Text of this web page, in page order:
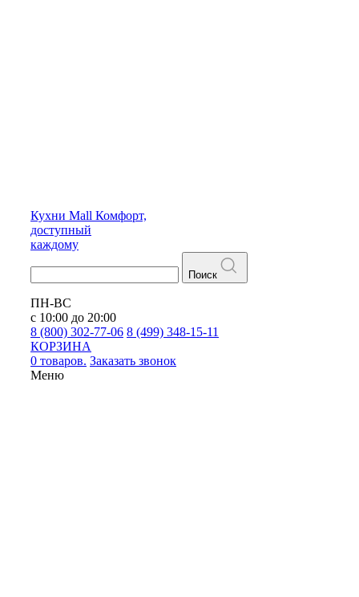
Кухни Mall Комфорт,
доступный
каждому
Поиск
ПН-ВС
с 10:00 до 20:00
8 (800) 302-77-06 8 (499) 348-15-11
КОРЗИНА
0 товаров. Заказать звонок
Меню